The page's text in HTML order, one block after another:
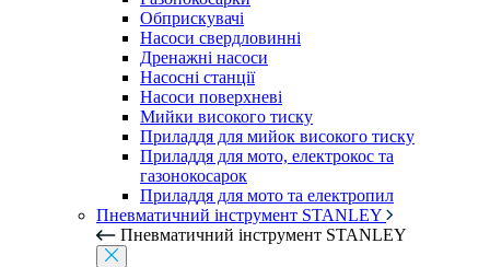
Обприскувачі
Насоси свердловинні
Дренажні насоси
Насосні станції
Насоси поверхневі
Мийки високого тиску
Приладдя для мийок високого тиску
Приладдя для мото, електрокос та
газонокосарок
Приладдя для мото та електропил
Пневматичний інструмент STANLEY
Пневматичний інструмент STANLEY